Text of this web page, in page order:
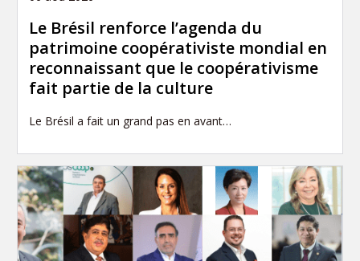
Le Brésil renforce l’agenda du
patrimoine coopérativiste mondial en
reconnaissant que le coopérativisme
fait partie de la culture
Le Brésil a fait un grand pas en avant…